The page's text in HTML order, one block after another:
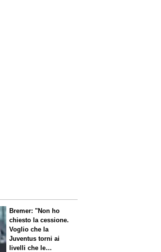
Bremer: "Non ho
chiesto la cessione.
Voglio che la
Juventus torni ai
livelli che le